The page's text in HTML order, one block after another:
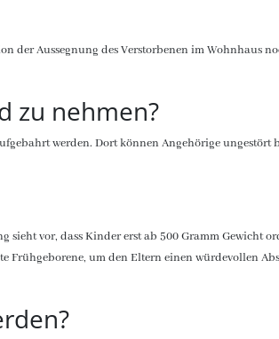
der Aussegnung des Verstorbenen im Wohnhaus
zu nehmen?
werden. Dort können Angehörige ungestört
sieht vor, dass Kinder erst ab 500 Gramm Gewicht
Frühgeborene, um den Eltern einen würdevollen